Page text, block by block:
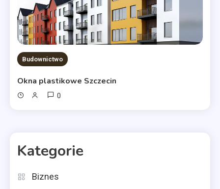
Budownictwo
Okna plastikowe Szczecin
0
Kategorie
Biznes